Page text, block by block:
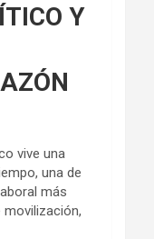
Y
vive una
una de
más